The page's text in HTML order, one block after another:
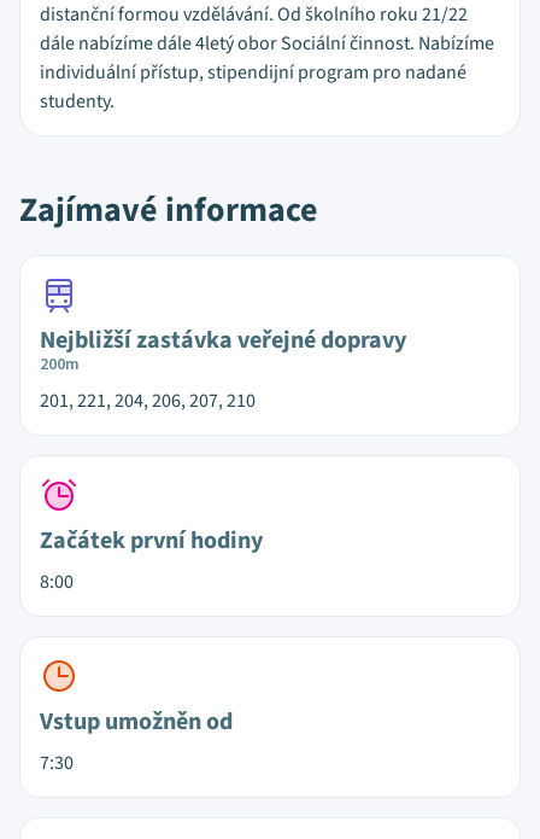
distanční formou vzdělávání. Od školního roku 21/22
dále nabízíme dále 4letý obor Sociální činnost. Nabízíme
individuální přístup, stipendijní program pro nadané
studenty.
Zajímavé informace
Nejbližší zastávka veřejné dopravy
200m
201, 221, 204, 206, 207, 210
Začátek první hodiny
8:00
Vstup umožněn od
7:30